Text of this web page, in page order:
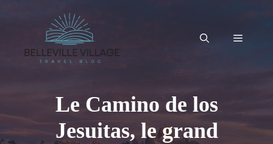
Menu
Le Camino de los
Jesuitas, le grand